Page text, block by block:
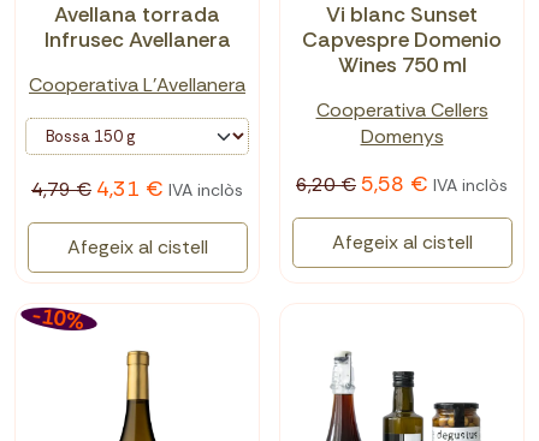
Avellana torrada
Infrusec Avellanera
Cooperativa L'Avellanera
4,79 € 4,31 € IVA inclòs
Afegeix al cistell
Vi blanc Sunset
Capvespre Domenio
Wines 750 ml
Cooperativa Cellers
Domenys
6,20 € 5,58 € IVA inclòs
Afegeix al cistell
-10%